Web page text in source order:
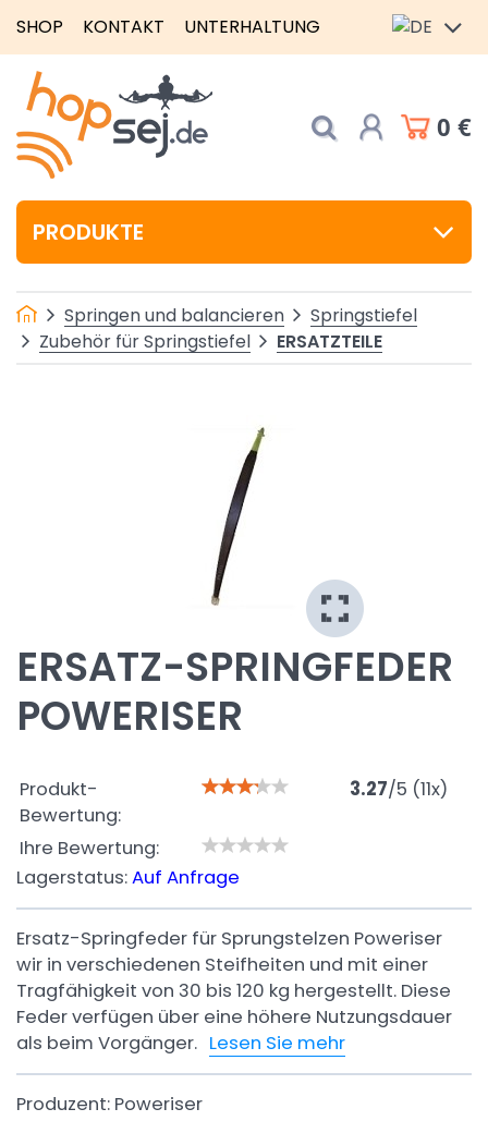
SHOP KONTAKT UNTERHALTUNG
0 €
PRODUKTE
Springen und balancieren
Springstiefel
Zubehör für Springstiefel
ERSATZTEILE
ERSATZ-SPRINGFEDER
POWERISER
Produkt-
Bewertung:
3.27/5 (11x)
Ihre Bewertung:
Lagerstatus:Auf Anfrage
Ersatz-Springfeder für Sprungstelzen Poweriser
wir in verschiedenen Steifheiten und mit einer
Tragfähigkeit von 30 bis 120 kg hergestellt. Diese
Feder verfügen über eine höhere Nutzungsdauer
als beim Vorgänger. Lesen Sie mehr
Produzent: Poweriser